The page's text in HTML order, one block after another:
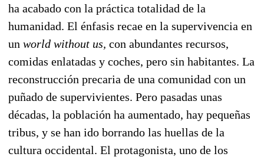
ha acabado con la práctica totalidad de la
humanidad. El énfasis recae en la supervivencia en
un world without us, con abundantes recursos,
comidas enlatadas y coches, pero sin habitantes. La
reconstrucción precaria de una comunidad con un
puñado de supervivientes. Pero pasadas unas
décadas, la población ha aumentado, hay pequeñas
tribus, y se han ido borrando las huellas de la
cultura occidental. El protagonista, uno de los